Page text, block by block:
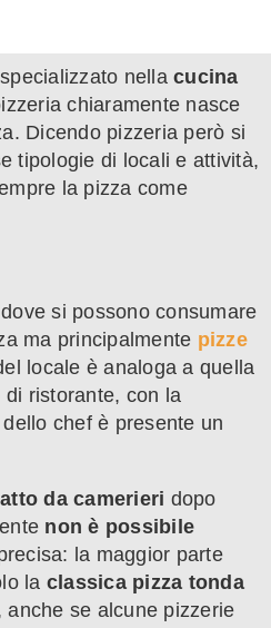
nella cucina
chiaramente nasce
Dicendo pizzeria però si
tipologie di locali e attività,
la pizza come
si possono consumare
ma principalmente pizze
locale è analoga a quella
ristorante, con la
chef è presente un
da camerieri dopo
non è possibile
la maggior parte
la classica pizza tonda
se alcune pizzerie